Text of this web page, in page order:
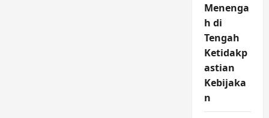
Menenga
h di
Tengah
Ketidakp
astian
Kebijaka
n